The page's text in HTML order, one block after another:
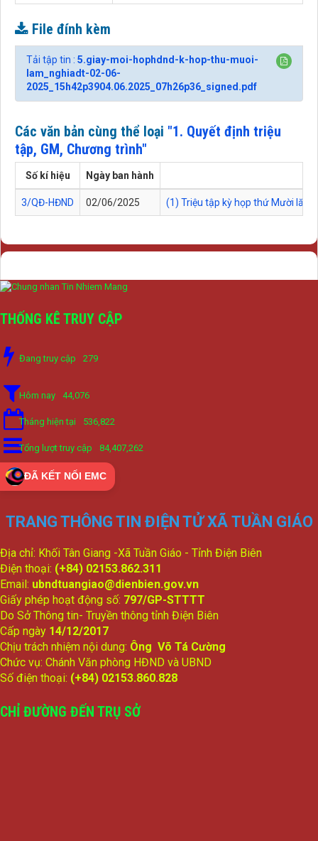
File đính kèm
Tải tập tin : 5.giay-moi-hophdnd-k-hop-thu-muoi-
lam_nghiadt-02-06-
2025_15h42p3904.06.2025_07h26p36_signed.pdf
Các văn bản cùng thể loại "1. Quyết định triệu
tập, GM, Chương trình"
Số kí hiệu Ngày ban hành
3/QĐ-HĐND 02/06/2025 (1) Triệu tập kỳ họp thứ Mười lăm,
THỐNG KÊ TRUY CẬP
Đang truy cập 279
Hôm nay 44,076
Tháng hiện tại 536,822
Tổng lượt truy cập 84,407,262
ĐÃ KẾT NỐI EMC
TRANG THÔNG TIN ĐIỆN TỬ XÃ TUẦN GIÁO
Địa chỉ: Khối Tân Giang -Xã Tuần Giáo - Tỉnh Điện Biên
Điện thoại: (+84) 02153.862.311
Email: ubndtuangiao@dienbien.gov.vn
Giấy phép hoạt động số: 797/GP-STTTT
Do Sở Thông tin- Truyền thông tỉnh Điện Biên
Cấp ngày 14/12/2017
Chịu trách nhiệm nội dung: Ông Võ Tá Cường
Chức vụ: Chánh Văn phòng HĐND và UBND
Số điện thoại: (+84) 02153.860.828
CHỈ ĐƯỜNG ĐẾN TRỤ SỞ